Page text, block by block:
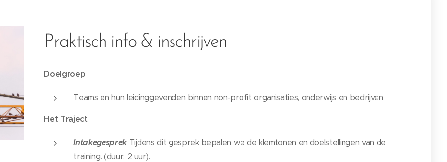
Praktisch info & inschrijven
Doelgroep
Teams en hun leidinggevenden binnen non-profit organisaties, onderwijs en bedrijven
Het Traject
IntakegesprekTijdens dit gesprek bepalen we de klemtonen en doelstellingen van de
training. (duur: 2 uur).